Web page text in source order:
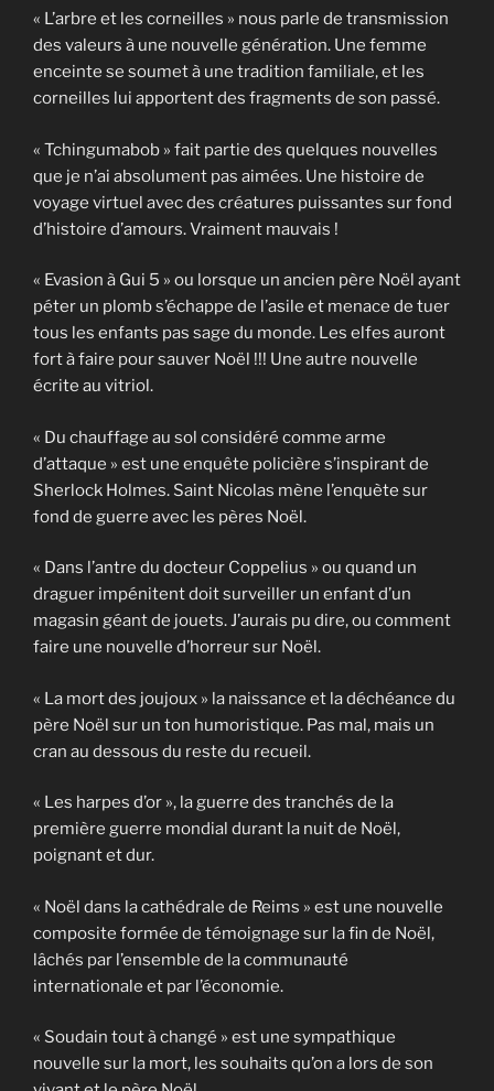
« L’arbre et les corneilles » nous parle de transmission
des valeurs à une nouvelle génération. Une femme
enceinte se soumet à une tradition familiale, et les
corneilles lui apportent des fragments de son passé.
« Tchingumabob » fait partie des quelques nouvelles
que je n’ai absolument pas aimées. Une histoire de
voyage virtuel avec des créatures puissantes sur fond
d’histoire d’amours. Vraiment mauvais !
« Evasion à Gui 5 » ou lorsque un ancien père Noël ayant
péter un plomb s’échappe de l’asile et menace de tuer
tous les enfants pas sage du monde. Les elfes auront
fort à faire pour sauver Noël !!! Une autre nouvelle
écrite au vitriol.
« Du chauffage au sol considéré comme arme
d’attaque » est une enquête policière s’inspirant de
Sherlock Holmes. Saint Nicolas mène l’enquète sur
fond de guerre avec les pères Noël.
« Dans l’antre du docteur Coppelius » ou quand un
draguer impénitent doit surveiller un enfant d’un
magasin géant de jouets. J’aurais pu dire, ou comment
faire une nouvelle d’horreur sur Noël.
« La mort des joujoux » la naissance et la déchéance du
père Noël sur un ton humoristique. Pas mal, mais un
cran au dessous du reste du recueil.
« Les harpes d’or », la guerre des tranchés de la
première guerre mondial durant la nuit de Noël,
poignant et dur.
« Noël dans la cathédrale de Reims » est une nouvelle
composite formée de témoignage sur la fin de Noël,
lâchés par l’ensemble de la communauté
internationale et par l’économie.
« Soudain tout à changé » est une sympathique
nouvelle sur la mort, les souhaits qu’on a lors de son